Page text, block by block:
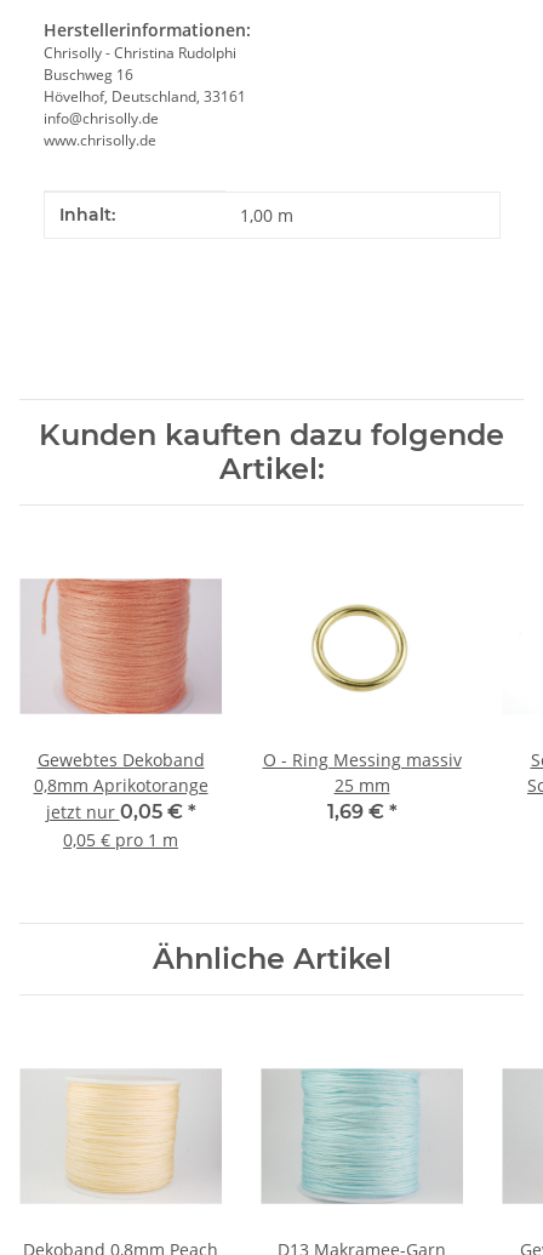
Herstellerinformationen:
Chrisolly - Christina Rudolphi
Buschweg 16
Hövelhof, Deutschland, 33161
info@chrisolly.de
www.chrisolly.de
Produkteigenschaft
Wert
Inhalt: 1,00 m
Kunden kauften dazu folgende
Artikel:
Gewebtes Dekoband
0,8mm Aprikotorange
jetzt nur 0,05 € *
0,05 € pro 1 m
O - Ring Messing massiv
25 mm
1,69 € *
Ähnliche Artikel
Dekoband 0,8mm Peach
D13 Makramee-Garn